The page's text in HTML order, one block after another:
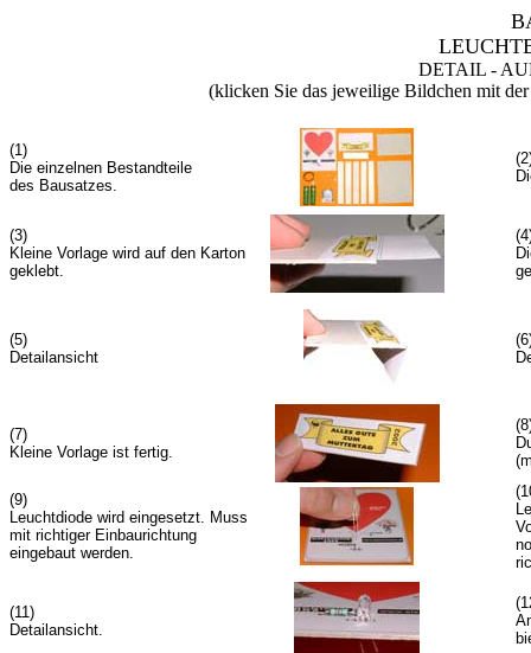
DETAIL -
(klicken Sie das jeweilige Bildchen mit
(1)
Die einzelnen Bestandteile
des Bausatzes.
(3)
Kleine Vorlage wird auf den Karton
geklebt.
(5)
Detailansicht
(7)
Kleine Vorlage ist fertig.
(9)
Leuchtdiode wird eingesetzt. Muss
mit richtiger Einbaurichtung
eingebaut werden.
(11)
Detailansicht.